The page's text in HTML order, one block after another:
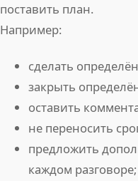
поставить план.
Например:
сделать
закрыть
оставить
не переносить
предложить
каждом разговоре;